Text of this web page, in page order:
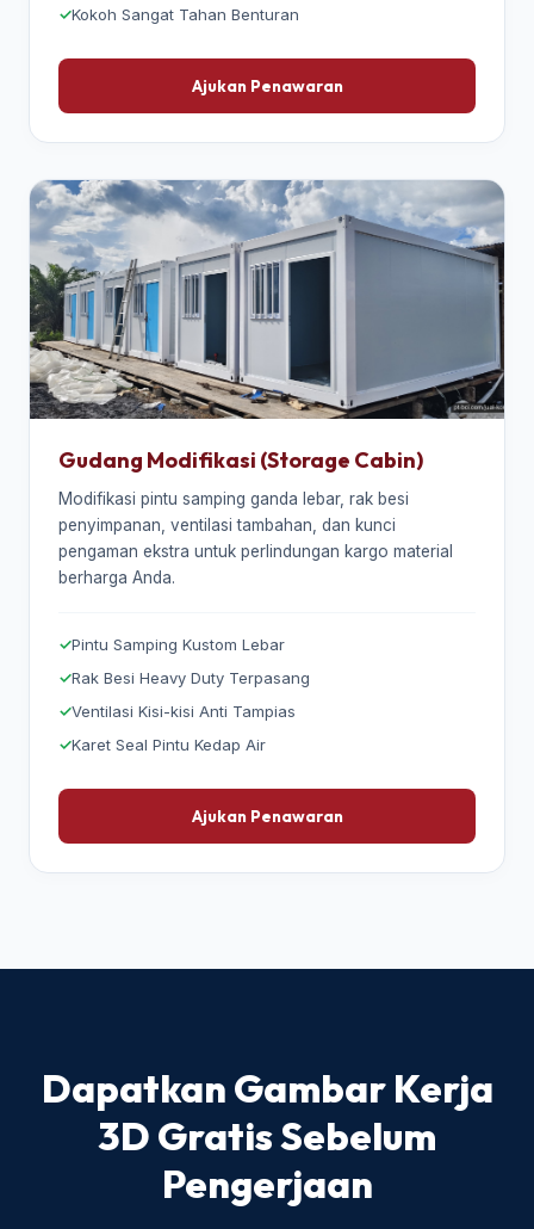
Kokoh Sangat Tahan Benturan
Ajukan Penawaran
Gudang Modifikasi (Storage Cabin)
Modifikasi pintu samping ganda lebar, rak besi
penyimpanan, ventilasi tambahan, dan kunci
pengaman ekstra untuk perlindungan kargo material
berharga Anda.
Pintu Samping Kustom Lebar
Rak Besi Heavy Duty Terpasang
Ventilasi Kisi-kisi Anti Tampias
Karet Seal Pintu Kedap Air
Ajukan Penawaran
Dapatkan Gambar Kerja
3D Gratis Sebelum
Pengerjaan